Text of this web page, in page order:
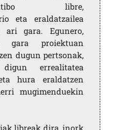
libre,
eta eraldatzailea
ari gara. Egunero,
gara proiektuan
dugun pertsonak,
errealitatea
hura eraldatzen
mugimenduekin
libreak dira, inork